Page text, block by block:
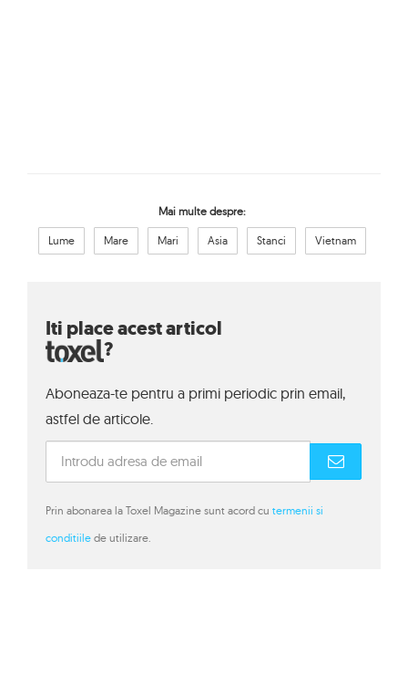
Mai multe despre:
Lume Mare Mari Asia Stanci Vietnam
Iti place acest articol
?
Aboneaza-te pentru a primi periodic prin email,
astfel de articole.
Prin abonarea la Toxel Magazine sunt acord cu termenii si
conditiile de utilizare.